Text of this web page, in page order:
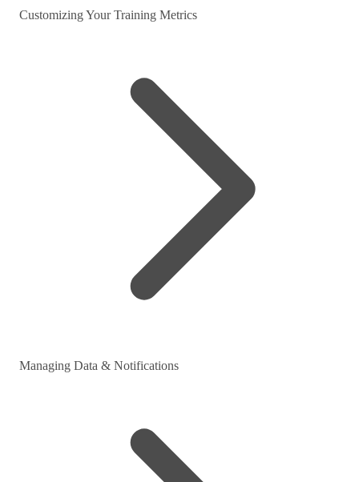
Customizing Your Training Metrics
Managing Data & Notifications